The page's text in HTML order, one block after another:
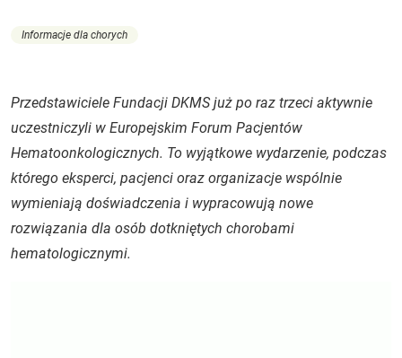
Informacje dla chorych
Przedstawiciele Fundacji DKMS już po raz trzeci aktywnie
uczestniczyli w Europejskim Forum Pacjentów
Hematoonkologicznych. To wyjątkowe wydarzenie, podczas
którego eksperci, pacjenci oraz organizacje wspólnie
wymieniają doświadczenia i wypracowują nowe
rozwiązania dla osób dotkniętych chorobami
hematologicznymi.